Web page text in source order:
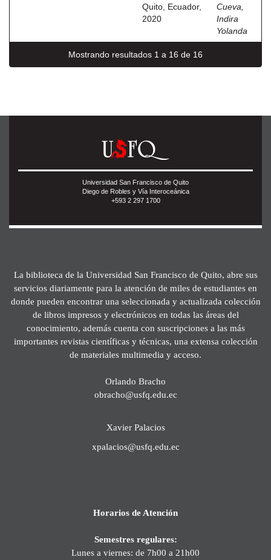
Quito, Ecuador,
2020
Cueva,
Indira
Yolanda
Mostrando resultados 1 a 16 de 16
Universidad San Francisco de Quito
Diego de Robles y Vía Interoceánica
+593 2 297 1700
La biblioteca de la Universidad San Francisco de Quito, abre sus
servicios diariamente para la atención de miles de estudiantes en
donde pueden encontrar una seleccionada y actualizada colección
de libros impresos y electrónicos en todas las áreas del
conocimiento, además cuenta con suscripciones a las más
importantes revistas científicas y técnicas, una extensa colección
de materiales multimedia y acceso.
Orlando Bracho
obracho@usfq.edu.ec
Xavier Palacios
xpalacios@usfq.edu.ec
Horarios de Atención
Semestres regulares:
Lunes a viernes: de 7h00 a 21h00